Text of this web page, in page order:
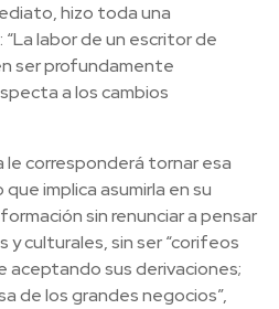
hizo toda una
labor de un escritor de
ser profundamente
a los cambios
le corresponderá tornar esa
implica asumirla en su
sin renunciar a pensar
y culturales, sin ser “corifeos
aceptando sus derivaciones;
de los grandes negocios”,